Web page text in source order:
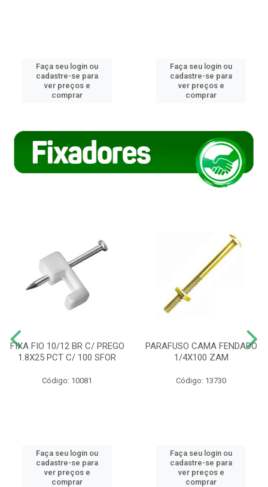
Faça seu login ou
cadastre-se para
ver preços e
comprar
Faça seu login ou
cadastre-se para
ver preços e
comprar
FIXA FIO 10/12 BR C/ PREGO
1.8X25 PCT C/ 100 SFOR
Código: 10081
Faça seu login ou
cadastre-se para
ver preços e
comprar
PARAFUSO CAMA FENDADO
1/4X100 ZAM
Código: 13730
Faça seu login ou
cadastre-se para
ver preços e
comprar